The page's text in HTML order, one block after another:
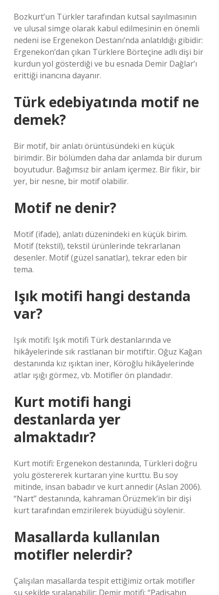
Bozkurt’un Türkler tarafından kutsal sayılmasının
ve ulusal simge olarak kabul edilmesinin en önemli
nedeni ise Ergenekon Destanı’nda anlatıldığı gibidir:
Ergenekon’dan çıkan Türklere Börteçine adlı dişi bir
kurdun yol gösterdiği ve bu esnada Demir Dağlar’ı
erittiği inancına dayanır.
Türk edebiyatında motif ne
demek?
Bir motif, bir anlatı örüntüsündeki en küçük
birimdir. Bir bölümden daha dar anlamda bir durum
boyutudur. Bağımsız bir anlam içermez. Bir fikir, bir
yer, bir nesne, bir motif olabilir.
Motif ne denir?
Motif (ifade), anlatı düzenindeki en küçük birim.
Motif (tekstil), tekstil ürünlerinde tekrarlanan
desenler. Motif (güzel sanatlar), tekrar eden bir
tema.
Işık motifi hangi destanda
var?
Işık motifi: Işık motifi Türk destanlarında ve
hikâyelerinde sık rastlanan bir motiftir. Oğuz Kağan
destanında kız ışıktan iner, Köroğlu hikâyelerinde
atlar ışığı görmez, vb. Motifler ön plandadır.
Kurt motifi hangi
destanlarda yer
almaktadır?
Kurt motifi: Ergenekon destanında, Türkleri doğru
yolu göstererek kurtaran yine kurttu. Bu soy
mitinde, insan babadır ve kurt annedir (Aslan 2006).
“Nart” destanında, kahraman Örüzmek’in bir dişi
kurt tarafından emzirilerek büyüdüğü söylenir.
Masallarda kullanılan
motifler nelerdir?
Çalışılan masallarda tespit ettiğimiz ortak motifler
şu şekilde sıralanabilir: Demir motifi: “Padişahın